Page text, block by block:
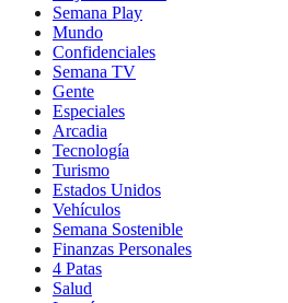
Semana Play
Mundo
Confidenciales
Semana TV
Gente
Especiales
Arcadia
Tecnología
Turismo
Estados Unidos
Vehículos
Semana Sostenible
Finanzas Personales
4 Patas
Salud